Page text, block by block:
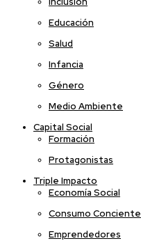
Educación
Salud
Infancia
Género
Medio Ambiente
Capital Social
Formación
Protagonistas
Triple Impacto
Economía Social
Consumo Conciente
Emprendedores